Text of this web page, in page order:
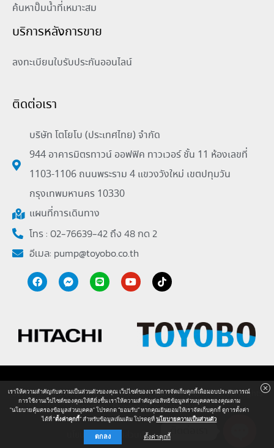
ค้นหาปั๊มน้ำที่เหมาะสม
บริการหลังการขาย
ลงทะเบียนใบรับประกันออนไลน์
ติดต่อเรา
บริษัท โตโยโบ (ประเทศไทย) จำกัด
944 อาคารมิตรทาวน์ ออฟฟิค ทาวเวอร์ ชั้น 11 ห้องเลขที่
1103-1106 ถนนพระราม 4 แขวงวังใหม่ เขตปทุมวัน
กรุงเทพมหานคร 10330
แผนที่การเดินทาง
โทร : 02-76639-42 ถึง 48 กด 2
อีเมล: pump@toyobo.co.th
Copyright © 2026 Toyobo (Thailand) Company Limited. All Rights
Reserved. Powered byPowerplus
นโยบายความเป็นส่วนตัวIแผนผังเว็ปไซต์
เราให้ความสำคัญกับความเป็นส่วนตัวของคุณ เว็ปไซต์ของเรามีการจัดเก็บคุกกี้เพื่อมอบประสบการณ์
การใช้งานเว็ปไซต์ของคุณให้ดียิ่งขึ้น เราให้ความสำคัญต่อสิทธิข้อมูลส่วนบุคคลของคุณตาม
"นโยบายคุ้มครองข้อมูลส่วนบุคคล" โปรดกด “ยอมรับ” หากคุณยินยอมให้เราจัดเก็บคุกกี้ ดูการตั้งค่า
ได้ที่"ตั้งค่าคุกกี้” สำหรับข้อมูลเพิ่มเติม โปรดดูที่นโยบายความเป็นส่วนตัว
ตั้งค่าคุกกี้
ตกลง ติดต่อเรา